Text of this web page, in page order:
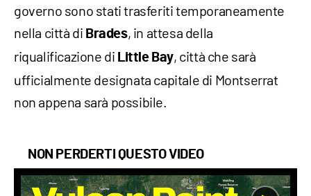
governo sono stati trasferiti temporaneamente
nella città di Brades, in attesa della
riqualificazione di Little Bay, città che sarà
ufficialmente designata capitale di Montserrat
non appena sarà possibile.
NON PERDERTI QUESTO VIDEO